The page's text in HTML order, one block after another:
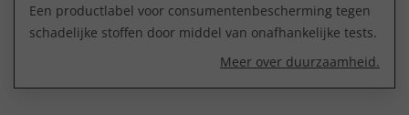
Een productlabel voor consumentenbescherming tegen
schadelijke stoffen door middel van onafhankelijke tests.
Meer over duurzaamheid.